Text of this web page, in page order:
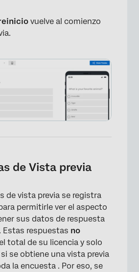
×
vuelve al comienzo
de Vista previa
de vista previa se registra
permitirle ver el aspecto
sus datos de respuesta
Estas respuestas no
total de su licencia y solo
se obtiene una vista previa
la encuesta . Por eso, se